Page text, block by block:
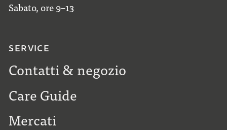
Sabato, ore 9–13
SERVICE
Contatti & negozio
Care Guide
Mercati